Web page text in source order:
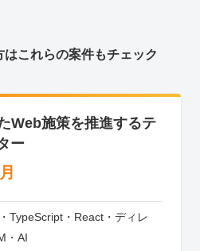
はこれらの案件もチェック
Web施策を推進するテ
ー
TypeScript・React・ディレ
・AI